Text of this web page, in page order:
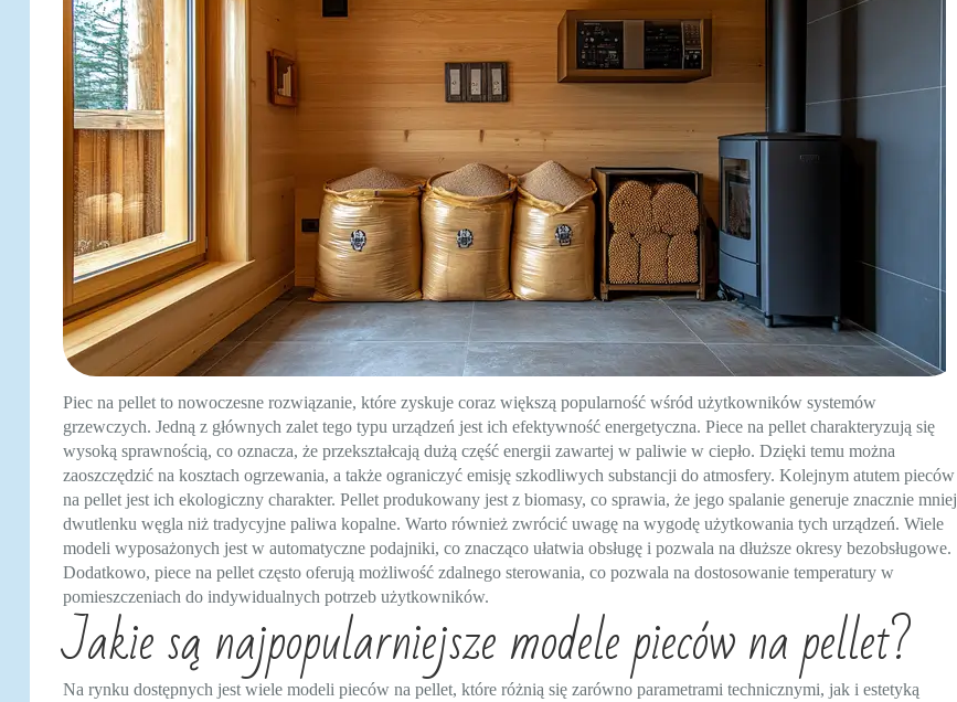
Piec na pellet to nowoczesne rozwiązanie, które zyskuje coraz większą popularność wśród użytkowników systemów
grzewczych. Jedną z głównych zalet tego typu urządzeń jest ich efektywność energetyczna. Piece na pellet charakteryzują się
wysoką sprawnością, co oznacza, że przekształcają dużą część energii zawartej w paliwie w ciepło. Dzięki temu można
zaoszczędzić na kosztach ogrzewania, a także ograniczyć emisję szkodliwych substancji do atmosfery. Kolejnym atutem pieców
na pellet jest ich ekologiczny charakter. Pellet produkowany jest z biomasy, co sprawia, że jego spalanie generuje znacznie mniej
dwutlenku węgla niż tradycyjne paliwa kopalne. Warto również zwrócić uwagę na wygodę użytkowania tych urządzeń. Wiele
modeli wyposażonych jest w automatyczne podajniki, co znacząco ułatwia obsługę i pozwala na dłuższe okresy bezobsługowe.
Dodatkowo, piece na pellet często oferują możliwość zdalnego sterowania, co pozwala na dostosowanie temperatury w
pomieszczeniach do indywidualnych potrzeb użytkowników.
Jakie są najpopularniejsze modele pieców na pellet?
Na rynku dostępnych jest wiele modeli pieców na pellet, które różnią się zarówno parametrami technicznymi, jak i estetyką